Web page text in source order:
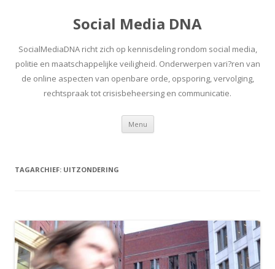
Social Media DNA
SocialMediaDNA richt zich op kennisdeling rondom social media,
politie en maatschappelijke veiligheid. Onderwerpen vari?ren van
de online aspecten van openbare orde, opsporing, vervolging,
rechtspraak tot crisisbeheersing en communicatie.
Menu Spring
inhoud
TAGARCHIEF: UITZONDERING